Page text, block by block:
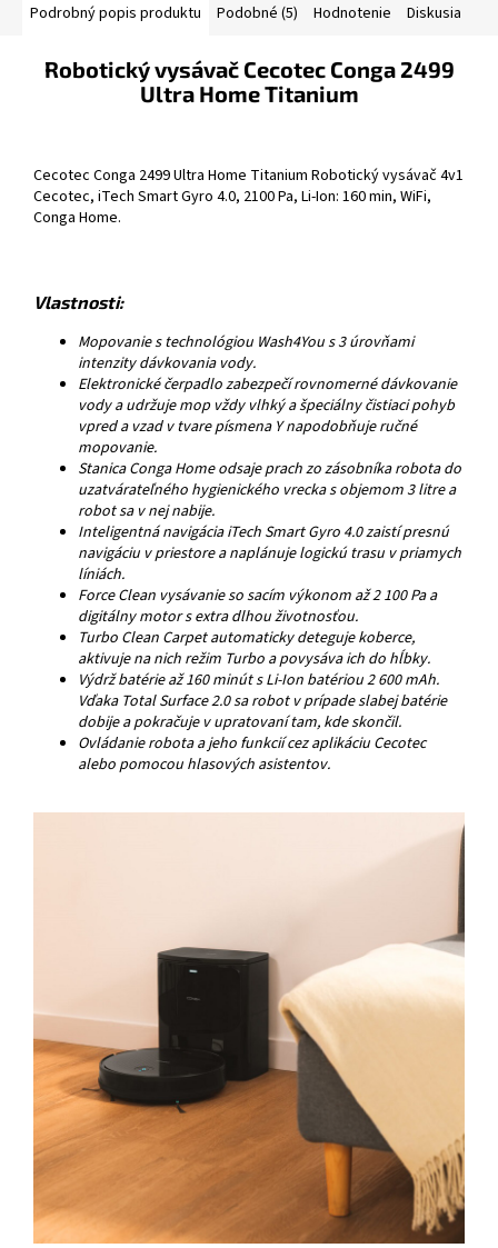
Podrobný popis produktu Podobné (5) Hodnotenie Diskusia
Robotický vysávač Cecotec Conga 2499
Ultra Home Titanium
Cecotec Conga 2499 Ultra Home Titanium Robotický vysávač 4v1
Cecotec, iTech Smart Gyro 4.0, 2100 Pa, Li-Ion: 160 min, WiFi,
Conga Home.
Vlastnosti:
Mopovanie s technológiou Wash4You s 3 úrovňami
intenzity dávkovania vody.
Elektronické čerpadlo zabezpečí rovnomerné dávkovanie
vody a udržuje mop vždy vlhký a špeciálny čistiaci pohyb
vpred a vzad v tvare písmena Y napodobňuje ručné
mopovanie.
Stanica Conga Home odsaje prach zo zásobníka robota do
uzatvárateľného hygienického vrecka s objemom 3 litre a
robot sa v nej nabije.
Inteligentná navigácia iTech Smart Gyro 4.0 zaistí presnú
navigáciu v priestore a naplánuje logickú trasu v priamych
líniách.
Force Clean vysávanie so sacím výkonom až 2 100 Pa a
digitálny motor s extra dlhou životnosťou.
Turbo Clean Carpet automaticky deteguje koberce,
aktivuje na nich režim Turbo a povysáva ich do hĺbky.
Výdrž batérie až 160 minút s Li-Ion batériou 2 600 mAh.
Vďaka Total Surface 2.0 sa robot v prípade slabej batérie
dobije a pokračuje v upratovaní tam, kde skončil.
Ovládanie robota a jeho funkcií cez aplikáciu Cecotec
alebo pomocou hlasových asistentov.